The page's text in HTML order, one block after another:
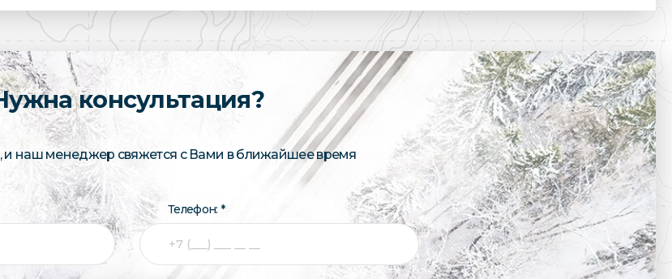
консультация?
и наш менеджер свяжется с Вами в ближайшее время
Телефон: *